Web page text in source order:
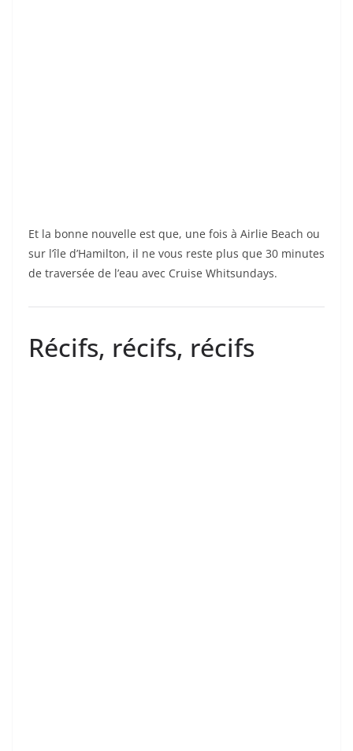
Et la bonne nouvelle est que, une fois à Airlie Beach ou
sur l’île d’Hamilton, il ne vous reste plus que 30 minutes
de traversée de l’eau avec Cruise Whitsundays.
Récifs, récifs, récifs